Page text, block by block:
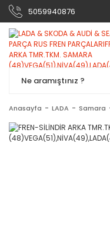
5059940876
Anasayfa LADA Samara